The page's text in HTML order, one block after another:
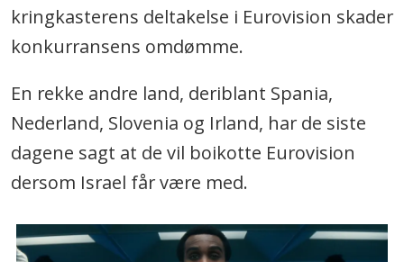
kringkasterens deltakelse i Eurovision skader
konkurransens omdømme.
En rekke andre land, deriblant Spania,
Nederland, Slovenia og Irland, har de siste
dagene sagt at de vil boikotte Eurovision
dersom Israel får være med.